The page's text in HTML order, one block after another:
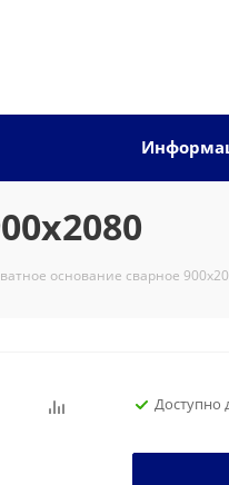
основание сварное
Доступно